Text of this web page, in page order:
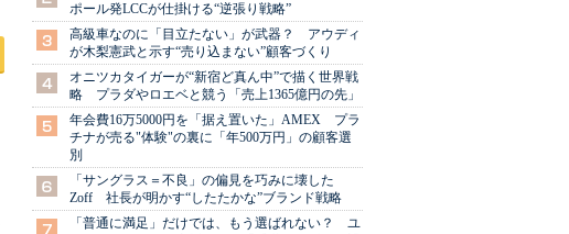
ポール発LCCが仕掛ける“逆張り戦略”
高級車なのに「目立たない」が武器？ アウディ
が木梨憲武と示す“売り込まない”顧客づくり
オニツカタイガーが“新宿ど真ん中”で描く世界戦
略 プラダやロエベと競う「売上1365億円の先」
年会費16万5000円を「据え置いた」AMEX プラ
チナが売る"体験"の裏に「年500万円」の顧客選
別
「サングラス＝不良」の偏見を巧みに壊した
Zoff 社長が明かす“したたかな”ブランド戦略
「普通に満足」だけでは、もう選ばれない？ ユ